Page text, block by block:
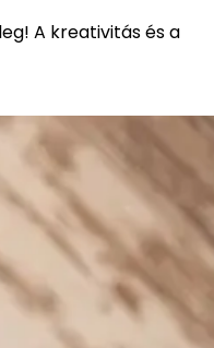
A kreativitás és a